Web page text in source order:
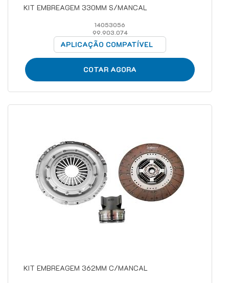
KIT EMBREAGEM 330MM S/MANCAL
14053056
99.903.074
APLICAÇÃO COMPATÍVEL
COTAR AGORA
KIT EMBREAGEM 362MM C/MANCAL